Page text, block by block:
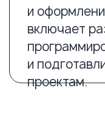
Базовый уровень
Средний уровень